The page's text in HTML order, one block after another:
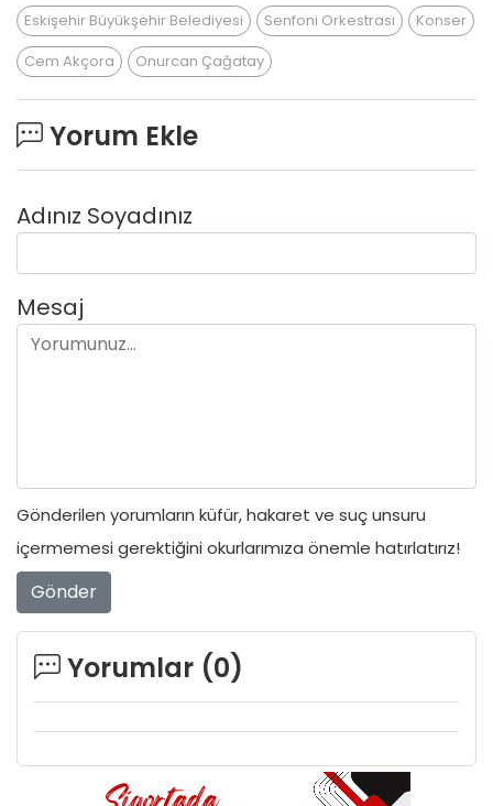
Eskişehir Büyükşehir Belediyesi Senfoni Orkestrası
Konser
Cem Akçora
Onurcan Çağatay
Yorum Ekle
Adınız Soyadınız
Mesaj
Gönderilen yorumların küfür, hakaret ve suç unsuru
içermemesi gerektiğini okurlarımıza önemle hatırlatırız!
Gönder
Yorumlar (0)